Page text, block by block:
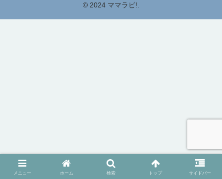
© 2024 ママラビ!.
メニュー ホーム 検索 トップ サイドバー